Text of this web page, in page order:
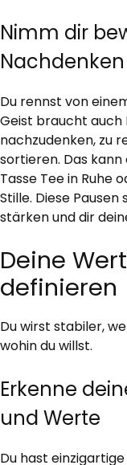
Nimm dir
Nachdenken
Du rennst von
Geist braucht auch
nachzudenken, zu
sortieren. Das kann
Tasse Tee in Ruhe
Stille. Diese Pausen
stärken und dir
Deine
definieren
Du wirst stabiler,
wohin du willst.
Erkenne
und Werte
Du hast